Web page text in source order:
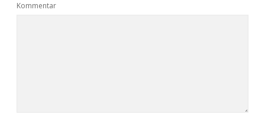
Kommentar